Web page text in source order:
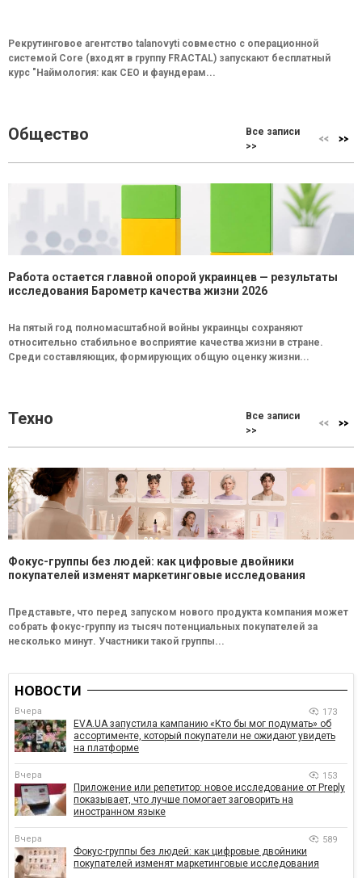
Рекрутинговое агентство talanovyti совместно с операционной
системой Core (входят в группу FRACTAL) запускают бесплатный
курс "Наймология: как СEO и фаундерам...
Общество
Все записи
>>
Работа остается главной опорой украинцев — результаты
исследования Барометр качества жизни 2026
На пятый год полномасштабной войны украинцы сохраняют
относительно стабильное восприятие качества жизни в стране.
Среди составляющих, формирующих общую оценку жизни...
Техно
Все записи
>>
Фокус-группы без людей: как цифровые двойники
покупателей изменят маркетинговые исследования
Представьте, что перед запуском нового продукта компания может
собрать фокус-группу из тысяч потенциальных покупателей за
несколько минут. Участники такой группы...
НОВОСТИ
Вчера 173
EVA.UA запустила кампанию «Кто бы мог подумать» об
ассортименте, который покупатели не ожидают увидеть
на платформе
Вчера 153
Приложение или репетитор: новое исследование от Preply
показывает, что лучше помогает заговорить на
иностранном языке
Вчера 589
Фокус-группы без людей: как цифровые двойники
покупателей изменят маркетинговые исследования